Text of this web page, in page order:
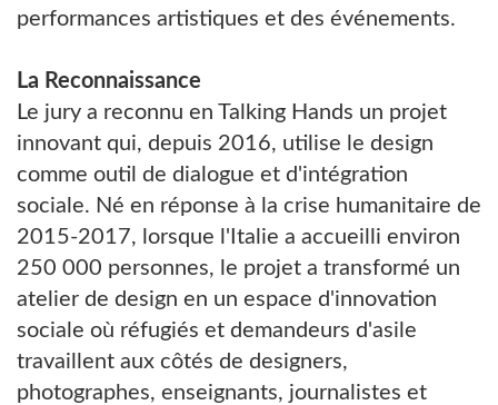
performances artistiques et des événements.
La Reconnaissance
Le jury a reconnu en Talking Hands un projet
innovant qui, depuis 2016, utilise le design
comme outil de dialogue et d'intégration
sociale. Né en réponse à la crise humanitaire de
2015-2017, lorsque l'Italie a accueilli environ
250 000 personnes, le projet a transformé un
atelier de design en un espace d'innovation
sociale où réfugiés et demandeurs d'asile
travaillent aux côtés de designers,
photographes, enseignants, journalistes et